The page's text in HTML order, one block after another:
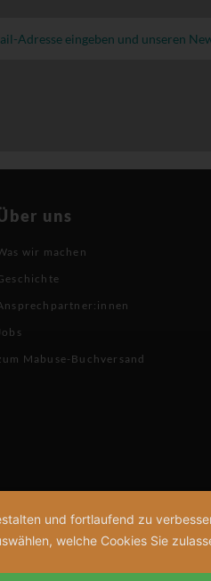
uns
wir machen
Mabuse-Buchversand
und fortlaufend zu
welche Cookies Sie